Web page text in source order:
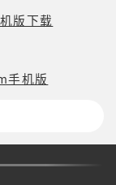
版下载
手机版